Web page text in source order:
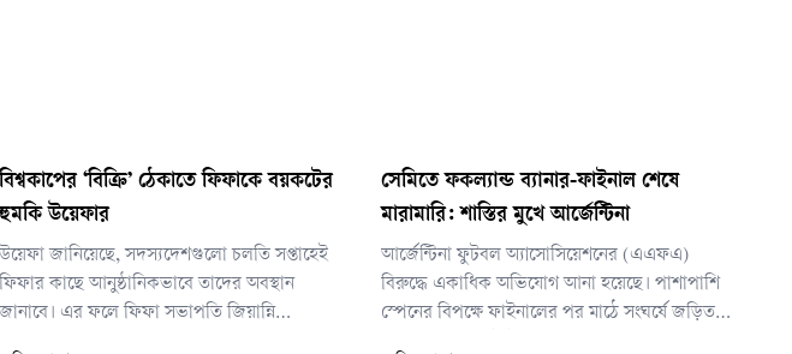
বিশ্বকাপের ‘বিক্রি’ ঠেকাতে ফিফাকে বয়কটের
হুমকি উয়েফার
উয়েফা জানিয়েছে, সদস্যদেশগুলো চলতি সপ্তাহেই
ফিফার কাছে আনুষ্ঠানিকভাবে তাদের অবস্থান
জানাবে। এর ফলে ফিফা সভাপতি জিয়ান্নি
সেমিতে ফকল্যান্ড ব্যানার-ফাইনাল শেষে
মারামারি: শাস্তির মুখে আর্জেন্টিনা
আর্জেন্টিনা ফুটবল অ্যাসোসিয়েশনের (এএফএ)
বিরুদ্ধে একাধিক অভিযোগ আনা হয়েছে। পাশাপাশি
স্পেনের বিপক্ষে ফাইনালের পর মাঠে সংঘর্ষে জড়িত